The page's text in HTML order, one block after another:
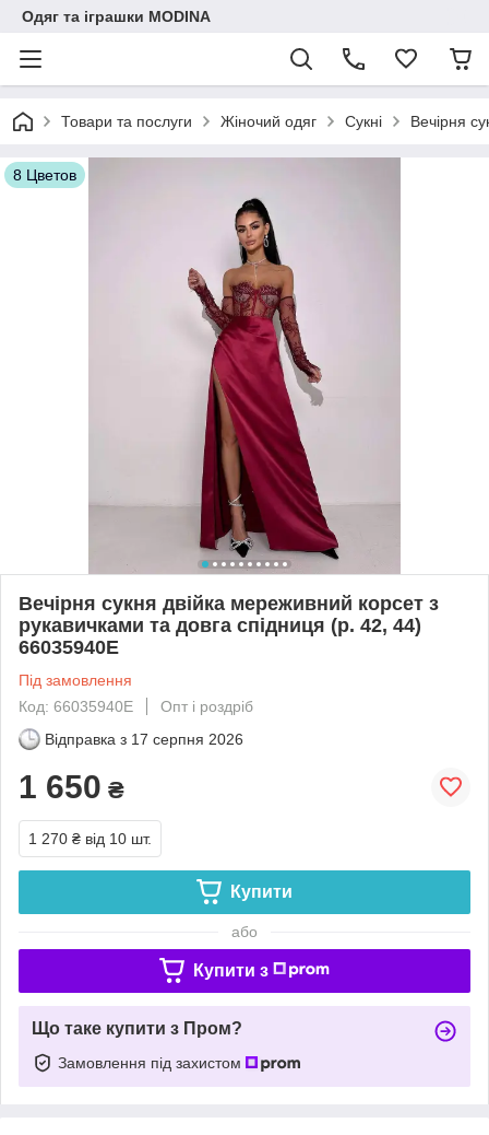
Одяг та іграшки MODINA
Товари та послуги Жіночий одяг Сукні Вечірня
8 Цветов
Вечірня сукня двійка мереживний корсет з
рукавичками та довга спідниця (р. 42, 44)
66035940Е
Під замовлення
Код: 66035940Е
Опт і роздріб
Відправка з 17 серпня 2026
1 650 ₴
1 270 ₴ від 10 шт.
Купити
або
Купити з
Що таке купити з Пром?
Замовлення під захистом